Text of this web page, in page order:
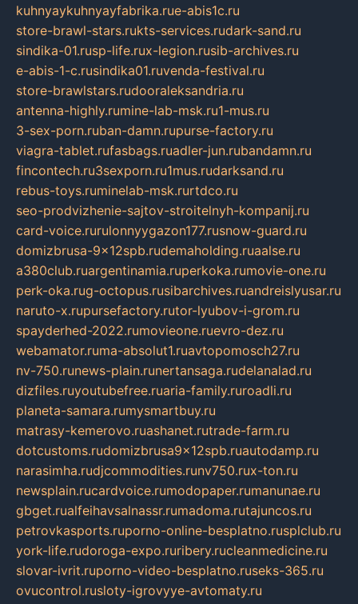
kuhnyaykuhnyayfabrika.rue-abis1c.ru
store-brawl-stars.rukts-services.rudark-sand.ru
sindika-01.rusp-life.rux-legion.rusib-archives.ru
e-abis-1-c.rusindika01.ruvenda-festival.ru
store-brawlstars.rudooraleksandria.ru
antenna-highly.rumine-lab-msk.ru1-mus.ru
3-sex-porn.ruban-damn.rupurse-factory.ru
viagra-tablet.rufasbags.ruadler-jun.rubandamn.ru
fincontech.ru3sexporn.ru1mus.rudarksand.ru
rebus-toys.ruminelab-msk.rurtdco.ru
seo-prodvizhenie-sajtov-stroitelnyh-kompanij.ru
card-voice.rurulonnyygazon177.rusnow-guard.ru
domizbrusa-9x12spb.rudemaholding.ruaalse.ru
a380club.ruargentinamia.ruperkoka.rumovie-one.ru
perk-oka.rug-octopus.rusibarchives.ruandreislyusar.ru
naruto-x.rupursefactory.rutor-lyubov-i-grom.ru
spayderhed-2022.rumovieone.ruevro-dez.ru
webamator.ruma-absolut1.ruavtopomosch27.ru
nv-750.runews-plain.runertansaga.rudelanalad.ru
dizfiles.ruyoutubefree.ruaria-family.ruroadli.ru
planeta-samara.rumysmartbuy.ru
matrasy-kemerovo.ruashanet.rutrade-farm.ru
dotcustoms.rudomizbrusa9x12spb.ruautodamp.ru
narasimha.rudjcommodities.runv750.rux-ton.ru
newsplain.rucardvoice.rumodopaper.rumanunae.ru
gbget.rualfeihavsalnassr.rumadoma.rutajuncos.ru
petrovkasports.ruporno-online-besplatno.rusplclub.ru
york-life.rudoroga-expo.ruribery.rucleanmedicine.ru
slovar-ivrit.ruporno-video-besplatno.ruseks-365.ru
ovucontrol.rusloty-igrovyye-avtomaty.ru